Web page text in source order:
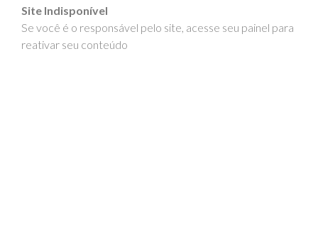
Site Indisponível
Se você é o responsável pelo site, acesse seu painel para
reativar seu conteúdo